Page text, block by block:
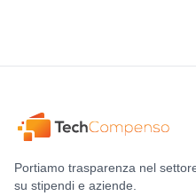
Portiamo trasparenza nel
su stipendi e aziende.